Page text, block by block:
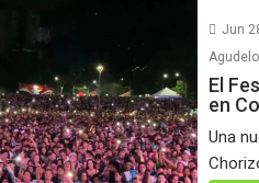
Jun
Agudelo
El
en
Una